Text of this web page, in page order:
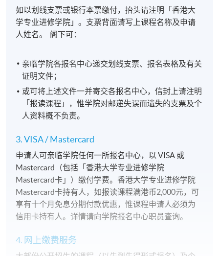
如以划线支票或银行本票缴付，抬头请注明「香港大
学专业进修学院」。支票背面请写上课程名称及申请
人姓名。 阁下可：
亲临学院各报名中心递交划线支票、报名表格及有关
证明文件；
或可将上述文件一并寄交各报名中心，信封上请注明
「报读课程」，惟学院对邮递失误而遗失的支票及个
人资料概不负责。
3. VISA / Mastercard
申请人可亲临学院任何一所报名中心，以 VISA 或
Mastercard（包括「香港大学专业进修学院
Mastercard卡」）缴付学费。香港大学专业进修学院
Mastercard卡持有人，如报读课程满港币2,000元，可
享有十个月免息分期付款优惠，惟课程申请人必须为
信用卡持有人。详情请向学院报名中心职员查询。
4. 网上缴费服务